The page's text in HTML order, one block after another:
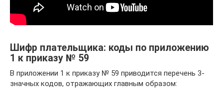
Шифр плательщика: коды по приложению
1 к приказу № 59
В приложении 1 к приказу № 59 приводится перечень 3-
значных кодов, отражающих главным образом: